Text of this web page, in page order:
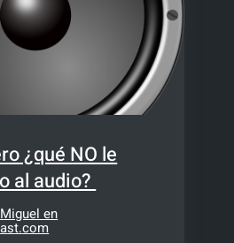
¿qué NO le
al audio?
en